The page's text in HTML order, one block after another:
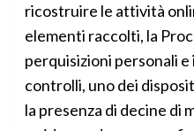
ricostruire le attività
elementi raccolti, la
perquisizioni personali
controlli, uno dei
la presenza di decine di